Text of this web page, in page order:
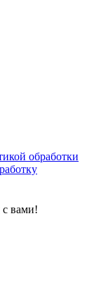
обработки
вами!